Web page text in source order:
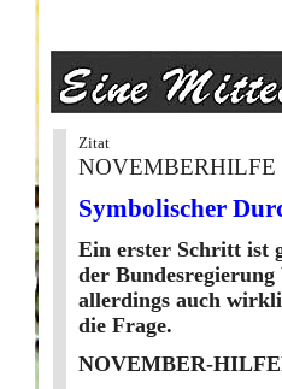
Zitat
Symbolischer
Ein erster Schritt ist
der
allerdings auch
die Frage.
NOVEMBER-